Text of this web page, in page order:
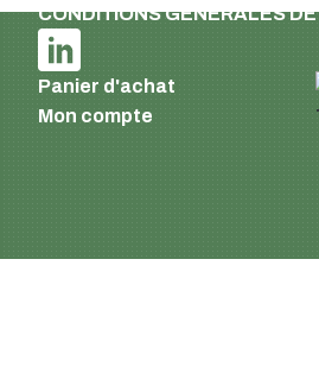
CONDITIONS GÉNÉRALES
Panier d'achat
Mon compte